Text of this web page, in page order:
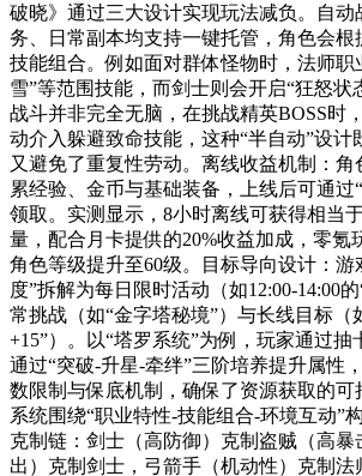
破晓》通过三大设计实现玩法减负。自动
务、日常副本均支持一键托管，角色会根
技能组合。例如面对群体怪物时，法师职
雪”等范围技能，而剑士则会开启“狂怒状
战斗并非完全无脑，在挑战精英BOSS时
动介入躲避致命技能，这种“半自动”设计
又避免了重复性劳动。离线收益机制：角
累经验、金币与基础装备，上线后可通过
领取。实测显示，8小时离线可获得相当
量，配合月卡提供的20%收益加成，零氪
角色等级提升至60级。目标导向设计：游
度”拆解为每日限时活动（如12:00-14:00
常挑战（如“金字塔秘境”）与长线目标（
+15”）。以“塔罗系统”为例，玩家通过
通过“突破-升星-牵绊”三阶培养提升属性
数限制与保底机制，确保了资源获取的可
系统围绕“职业特性-技能组合-环境互动”
克制链：剑士（高防御）克制盗贼（高暴
出）克制剑士，弓箭手（机动性）克制法